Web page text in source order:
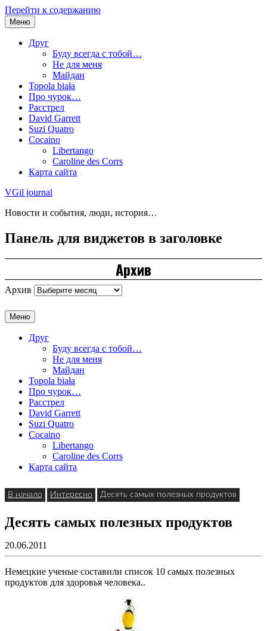
Перейти к содержанию
Меню
Друг
Буду всегда с тобой…
Не для меня
Майдан
Topola biała
Про чурок…
Расстрел
David Garrett
Suzi Quatro
Cocaino
Libertango
Caroline des Corrs
Карта сайта
VGil journal
Новости и события, люди, история…
Панель для виджетов в заголовке
Архив
Архив
Меню
Друг
Буду всегда с тобой…
Не для меня
Майдан
Topola biała
Про чурок…
Расстрел
David Garrett
Suzi Quatro
Cocaino
Libertango
Caroline des Corrs
Карта сайта
В начало Интересно Десять самых полезных продуктов
Десять самых полезных продуктов
20.06.2011
Немецкие ученые составили список 10 самых полезных
продуктов для здоровья человека..